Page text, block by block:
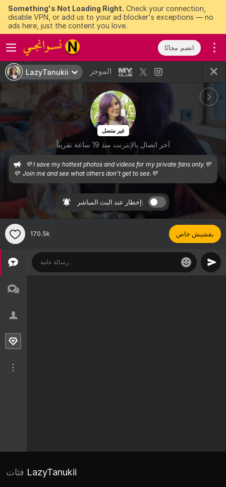
Something's Not Loading Right. Check your connection,
disable VPN, or add us to your ad blocker's exceptions — no
ads here, just the content you love.
انضم مجانًا
LazyTanukii الموجز
غير متصل
آخر اتصال بالإنترنت منذ 19 ساعة تقريباً
💜 I save my hottest photos and videos for my private fans only.💜
💜  Join me and see what others don’t get to see.💜
إخطار عند البث المباشر:
170.5k بقشيش خاص
LazyTanukii